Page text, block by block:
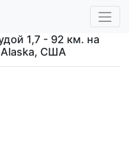
1,7 - 92 км. на
Alaska, США